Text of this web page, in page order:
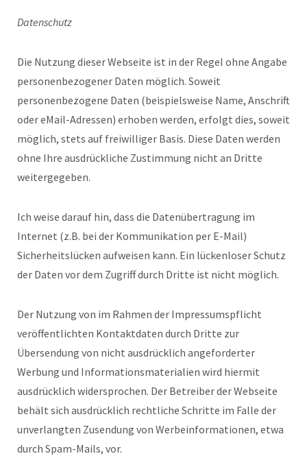
Datenschutz
Die Nutzung dieser Webseite ist in der Regel ohne Angabe
personenbezogener Daten möglich. Soweit
personenbezogene Daten (beispielsweise Name, Anschrift
oder eMail-Adressen) erhoben werden, erfolgt dies, soweit
möglich, stets auf freiwilliger Basis. Diese Daten werden
ohne Ihre ausdrückliche Zustimmung nicht an Dritte
weitergegeben.
Ich weise darauf hin, dass die Datenübertragung im
Internet (z.B. bei der Kommunikation per E-Mail)
Sicherheitslücken aufweisen kann. Ein lückenloser Schutz
der Daten vor dem Zugriff durch Dritte ist nicht möglich.
Der Nutzung von im Rahmen der Impressumspflicht
veröffentlichten Kontaktdaten durch Dritte zur
Übersendung von nicht ausdrücklich angeforderter
Werbung und Informationsmaterialien wird hiermit
ausdrücklich widersprochen. Der Betreiber der Webseite
behält sich ausdrücklich rechtliche Schritte im Falle der
unverlangten Zusendung von Werbeinformationen, etwa
durch Spam-Mails, vor.